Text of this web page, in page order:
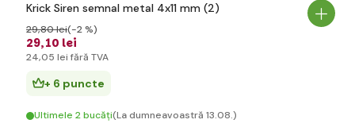
Krick Siren semnal metal 4x11 mm (2)
29,10 lei
29,80 lei(-2 %)
24,05 lei fără TVA
+ 6 puncte
Ultimele 2 bucăți(La dumneavoastră 13.08.)